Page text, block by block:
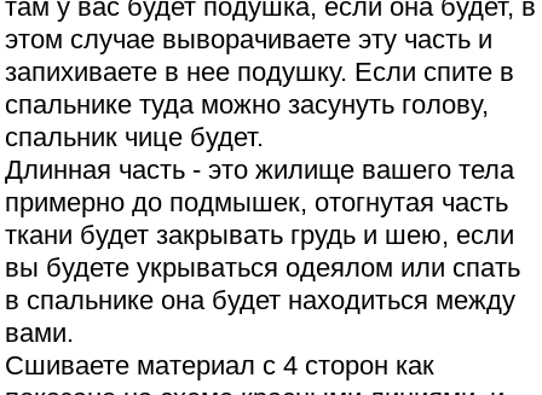
там у вас будет подушка, если она будет, в
этом случае выворачиваете эту часть и
запихиваете в нее подушку. Если спите в
спальнике туда можно засунуть голову,
спальник чице будет.
Длинная часть - это жилище вашего тела
примерно до подмышек, отогнутая часть
ткани будет закрывать грудь и шею, если
вы будете укрываться одеялом или спать
в спальнике она будет находиться между
вами.
Сшиваете материал с 4 сторон как